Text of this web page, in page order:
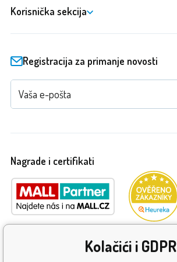
Korisnička sekcija
Registracija za primanje novosti
Nagrade i certifikati
Kolačići i GDPR